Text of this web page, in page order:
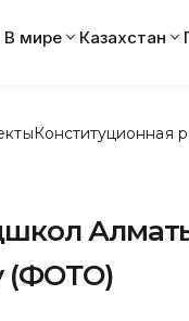
В мире Казахстан
Конституционная
(ФОТО)